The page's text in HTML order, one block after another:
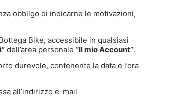
obbligo di indicarne le motivazioni,
Bike, accessibile in qualsiasi
dell’area personale “Il mio Account”.
durevole, contenente la data e l’ora
all’indirizzo e-mail